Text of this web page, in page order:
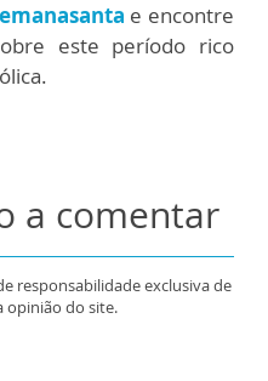
e encontre
este período rico
a comentar
responsabilidade exclusiva de
opinião do site.